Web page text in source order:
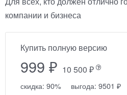
компании и бизнеса
Купить полную версию
999 ₽ 10 500 ₽
скидка: 90% выгода: 9501 ₽